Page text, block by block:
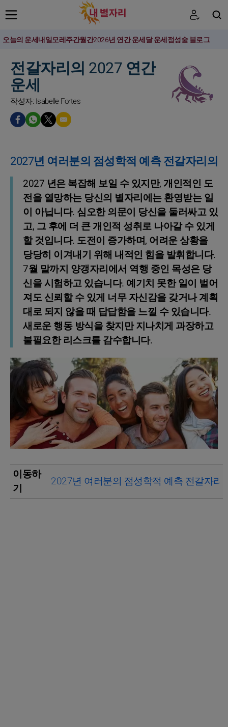
오늘의 운세내일모레주간월간2026년 연간 운세달 운세점성술 블로그
전갈자리의 2027 연간
운세
작성자: Isabelle Fortes
2027년 여러분의 점성학적 예측 전갈자리의
2027 년은 복잡해 보일 수 있지만, 개인적인 도
전을 열망하는 당신의 별자리에는 환영받는 일
이 아닙니다. 심오한 의문이 당신을 둘러싸고 있
고, 그 후에 더 큰 개인적 성취로 나아갈 수 있게
할 것입니다. 도전이 증가하며, 어려운 상황을
당당히 이겨내기 위해 내적인 힘을 발휘합니다.
7월 말까지 양갱자리에서 역행 중인 목성은 당
신을 시험하고 있습니다. 예기치 못한 일이 벌어
져도 신뢰할 수 있게 너무 자신감을 갖거나 계획
대로 되지 않을 때 답답함을 느낄 수 있습니다.
새로운 행동 방식을 찾지만 지나치게 과장하고
불필요한 리스크를 감수합니다.
이동하
기
2027년 여러분의 점성학적 예측 전갈자리